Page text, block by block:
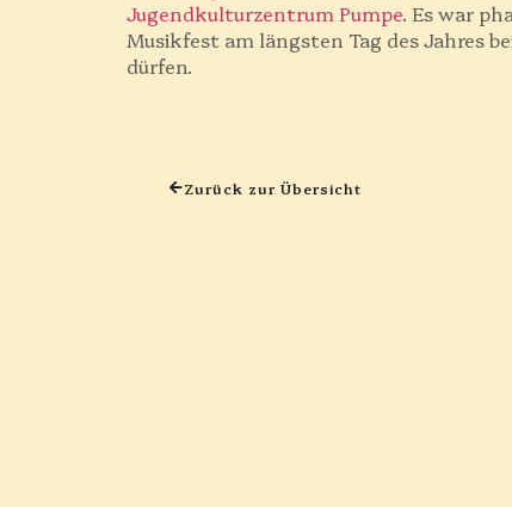
Jugendkulturzentrum Pumpe. Es war
Musikfest am längsten Tag des Jahres
dürfen.
Zurück zur Übersicht